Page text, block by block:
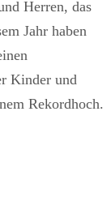
Herren, das
Jahr haben
Kinder und
Rekordhoch.